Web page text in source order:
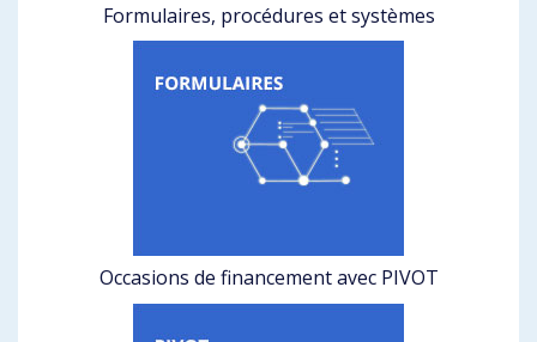
Formulaires, procédures et systèmes
Occasions de financement avec PIVOT